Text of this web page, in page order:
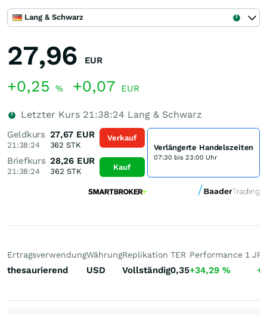
Lang & Schwarz
27,96 EUR
+0,25 % +0,07 EUR
Letzter Kurs 21:38:24 Lang & Schwarz
Geldkurs
21:38:24
27,67 EUR
362 STK
Briefkurs
21:38:24
28,26 EUR
362 STK
Verkauf
Kauf
Verlängerte Handelszeiten
07:30 bis 23:00 Uhr
Ertragsverwendung
thesaurierend
Währung
USD
Replikation
Vollständig
TER
0,35
Performance 1 J
+34,29 %